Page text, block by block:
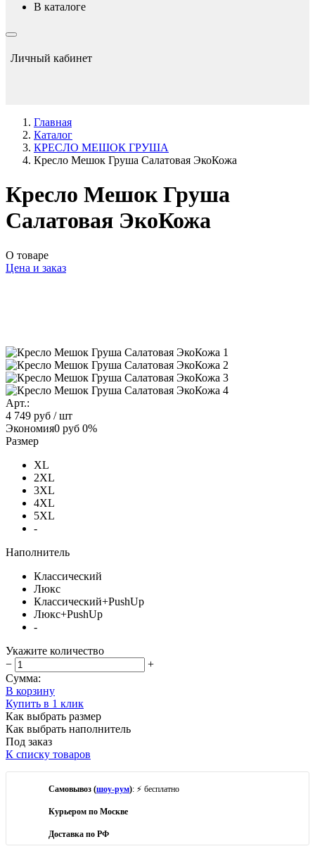
в каталоге
Личный кабинет
Главная
Каталог
КРЕСЛО МЕШОК ГРУША
Кресло Мешок Груша Салатовая ЭкоКожа
Кресло Мешок Груша
Салатовая ЭкоКожа
О товаре
Цена и заказ
Арт.:
4 749 руб / шт
Экономия0 руб 0%
Размер
XL
2XL
3XL
4XL
5XL
-
Наполнитель
Классический
Люкс
Классический+PushUp
Люкс+PushUp
-
Укажите количество
−
+
Сумма:
В корзину
Купить в 1 клик
Как выбрать размер
Как выбрать наполнитель
Под заказ
К списку товаров
Самовывоз (шоу-рум): ⚡ бесплатно
Курьером по Москве
Доставка по РФ